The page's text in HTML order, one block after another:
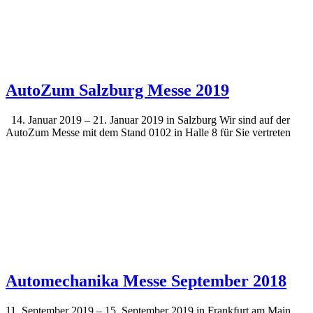
AutoZum Salzburg Messe 2019
14. Januar 2019 – 21. Januar 2019 in Salzburg Wir sind auf der
AutoZum Messe mit dem Stand 0102 in Halle 8 für Sie vertreten
Automechanika Messe September 2018
11. September 2019 – 15. September 2019 in Frankfurt am Main